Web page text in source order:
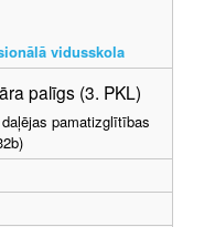
vidusskola
palīgs (3. PKL)
pamatizglītības